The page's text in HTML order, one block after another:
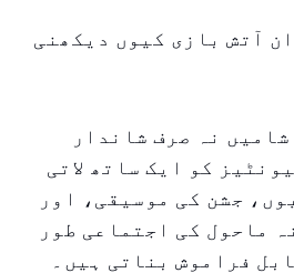
آتش بازی کیوں دیکھنی
نہ صرف شاندار
کو ایک ساتھ لاتی
جشن کی موسیقی، اور
ماحول کی اجتماعی طور
فراموش بناتی ہیں۔